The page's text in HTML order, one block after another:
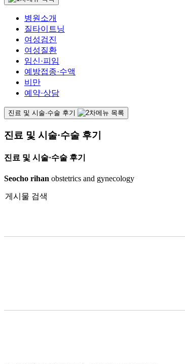
병원소개
질타이트닝
여성검진
여성질환
임신·피임
예방접종·수액
비만
예약·상담
진료 및 시술·수술 후기
진료 및 시술·수술 후기
진료 및 시술·수술 후기
Seocho rihan obstetrics and gynecology
게시물 검색